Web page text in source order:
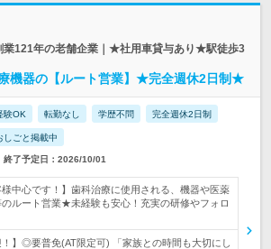
業121年の老舗企業｜★社用車貸与あり★駅徒歩3
機器の【ルート営業】★完全週休2日制★
験OK 転勤なし 学歴不問 完全週休2日制
しごと掲載中
終了予定日：2026/10/01
様中心です！】歯科治療に使用される、機器や医薬
ルート営業★未経験も安心！充実の研修やフォロ
！】◎要普免(AT限定可) 「家族との時間も大切にし